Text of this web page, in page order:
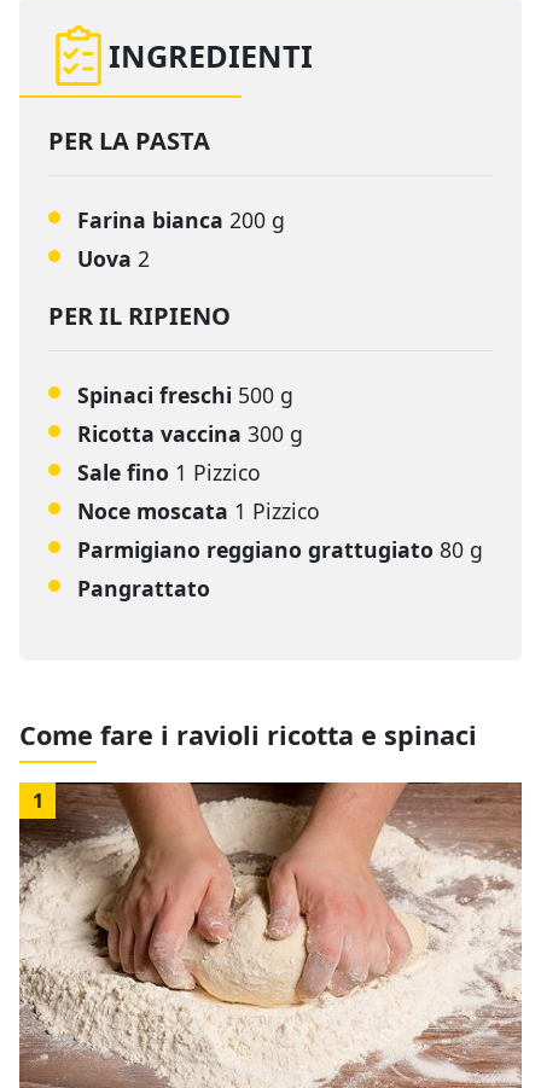
INGREDIENTI
PER LA PASTA
Farina bianca 200 g
Uova 2
PER IL RIPIENO
Spinaci freschi 500 g
Ricotta vaccina 300 g
Sale fino 1 Pizzico
Noce moscata 1 Pizzico
Parmigiano reggiano grattugiato 80 g
Pangrattato
Come fare i ravioli ricotta e spinaci
1